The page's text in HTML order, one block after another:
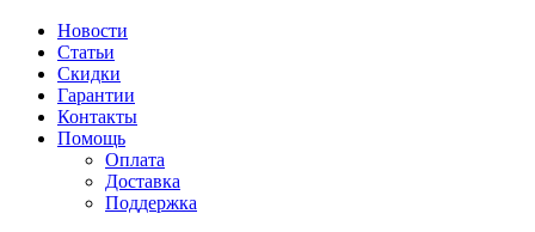
Новости
Статьи
Скидки
Гарантии
Контакты
Помощь
Оплата
Доставка
Поддержка